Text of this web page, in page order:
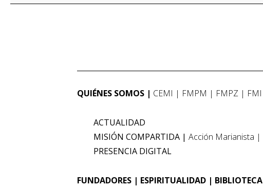
QUIÉNES SOMOS CEMI FMPM FMPZ FMI
ACTUALIDAD
MISIÓN COMPARTIDA
Acción Marianista
PRESENCIA DIGITAL
FUNDADORES ESPIRITUALIDAD BIBLIOTECA